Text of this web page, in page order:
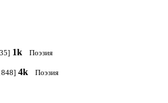
1k Поэзия
4k Поэзия